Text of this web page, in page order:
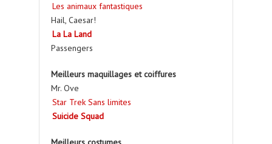
Les animaux fantastiques
Hail, Caesar!
La La Land
Passengers
Meilleurs maquillages et coiffures
Mr. Ove
Star Trek Sans limites
Suicide Squad